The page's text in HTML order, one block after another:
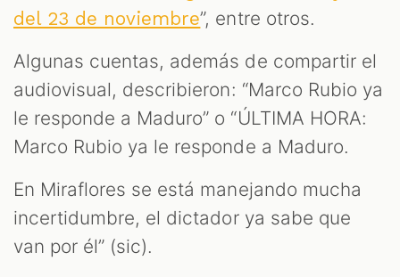
del 23 de noviembre”, entre otros.
Algunas cuentas, además de compartir el
audiovisual, describieron: “Marco Rubio ya
le responde a Maduro” o “ÚLTIMA HORA:
Marco Rubio ya le responde a Maduro.
En Miraflores se está manejando mucha
incertidumbre, el dictador ya sabe que
van por él” (sic).